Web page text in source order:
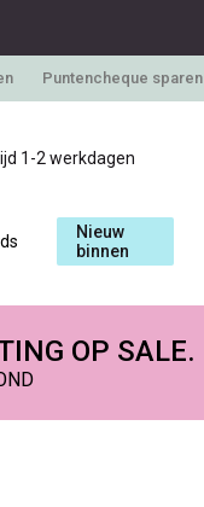
Puntencheque sparen
1-2 werkdagen
Nieuw
binnen
OP SALE.